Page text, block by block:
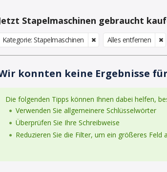
Stapelmaschinen gebraucht
Kategorie: Stapelmaschinen Alles entfernen
konnten keine Ergebnisse
Die folgenden Tipps können Ihnen dabei helfen,
Verwenden Sie allgemeinere Schlüsselwörter
Überprüfen Sie Ihre Schreibweise
Reduzieren Sie die Filter, um ein größeres Feld